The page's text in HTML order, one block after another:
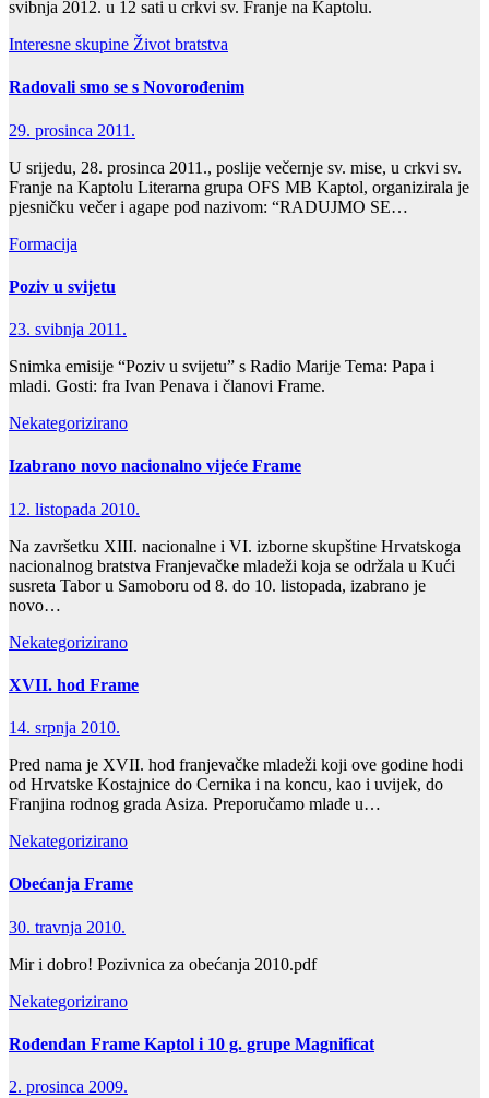
svibnja 2012. u 12 sati u crkvi sv. Franje na Kaptolu.
Interesne skupine Život bratstva
Radovali smo se s Novorođenim
29. prosinca 2011.
U srijedu, 28. prosinca 2011., poslije večernje sv. mise, u crkvi sv.
Franje na Kaptolu Literarna grupa OFS MB Kaptol, organizirala je
pjesničku večer i agape pod nazivom: “RADUJMO SE…
Formacija
Poziv u svijetu
23. svibnja 2011.
Snimka emisije “Poziv u svijetu” s Radio Marije Tema: Papa i
mladi. Gosti: fra Ivan Penava i članovi Frame.
Nekategorizirano
Izabrano novo nacionalno vijeće Frame
12. listopada 2010.
Na završetku XIII. nacionalne i VI. izborne skupštine Hrvatskoga
nacionalnog bratstva Franjevačke mladeži koja se održala u Kući
susreta Tabor u Samoboru od 8. do 10. listopada, izabrano je
novo…
Nekategorizirano
XVII. hod Frame
14. srpnja 2010.
Pred nama je XVII. hod franjevačke mladeži koji ove godine hodi
od Hrvatske Kostajnice do Cernika i na koncu, kao i uvijek, do
Franjina rodnog grada Asiza. Preporučamo mlade u…
Nekategorizirano
Obećanja Frame
30. travnja 2010.
Mir i dobro! Pozivnica za obećanja 2010.pdf
Nekategorizirano
Rođendan Frame Kaptol i 10 g. grupe Magnificat
2. prosinca 2009.